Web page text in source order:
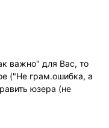
важно" для Вас, то
("Не грам.ошибка, а
юзера (не